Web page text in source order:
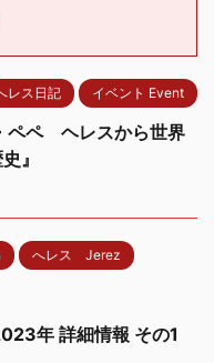
レス日記 イベント Event
ペペ ヘレスから世界
』
へレス Jerez
年 詳細情報 その1